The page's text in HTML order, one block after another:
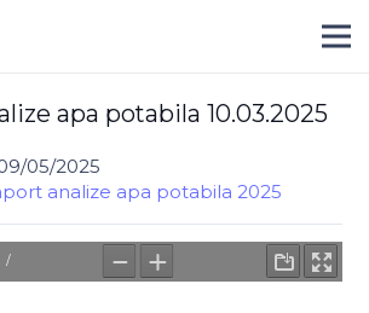
apa potabila 10.03.2025
05/2025
analize apa potabila 2025